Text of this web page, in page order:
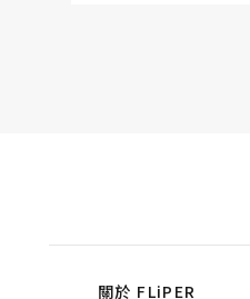
關於 FLiPER